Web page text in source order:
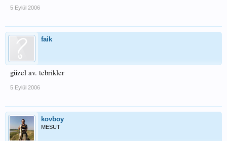
5 Eylül 2006
faik
güzel av. tebrikler
5 Eylül 2006
kovboy
MESUT